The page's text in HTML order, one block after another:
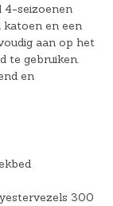
4-seizoenen
en een
aan op het
te gebruiken.
en
300